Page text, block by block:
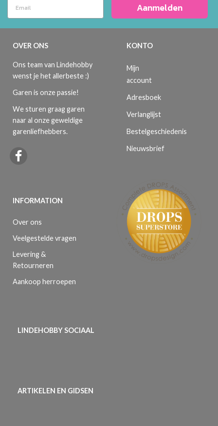
Aanmelden
OVER ONS
Ons team van Lindehobby
wenst je het allerbeste :)
Garen is onze passie!
We sturen graag garen
naar al onze geweldige
garenliefhebbers.
INFORMATION
Over ons
Veelgestelde vragen
Levering &
Retourneren
Aankoop herroepen
KONTO
Mijn
account
Adresboek
Verlanglijst
Bestelgeschiedenis
Nieuwsbrief
LINDEHOBBY SOCIAAL
ARTIKELEN EN GIDSEN